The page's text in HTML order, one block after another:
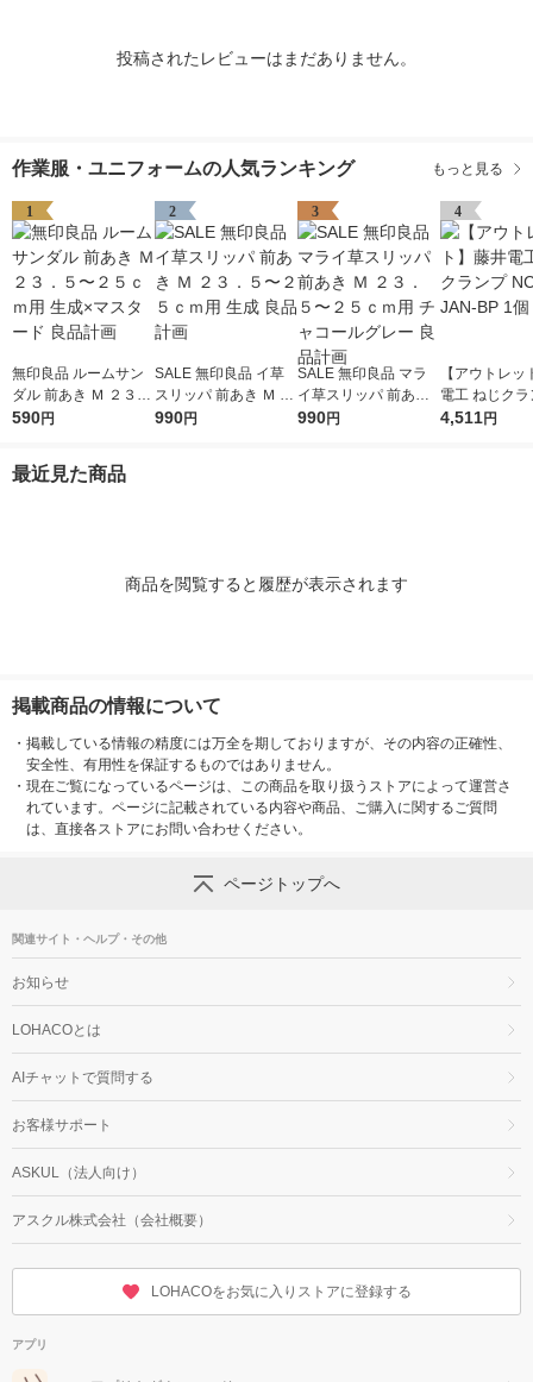
投稿されたレビューはまだありません。
作業服・ユニフォームの人気ランキング もっと見る
1
無印良品 ルームサン
ダル 前あき Ｍ ２３．
５〜２５ｃｍ用 生成×
590円
2
SALE 無印良品 イ草
スリッパ 前あき Ｍ ２
３．５〜２５ｃｍ用
990円
3
SALE 無印良品 マラ
イ草スリッパ 前あき
Ｍ ２３．５〜２５ｃ
990円
4
【アウトレッ
電工 ねじク
-43-JAN-BP 1
4,511円
最近見た商品
商品を閲覧すると履歴が表示されます
掲載商品の情報について
・ 掲載している情報の精度には万全を期しておりますが、その内容の正確性、
安全性、有用性を保証するものではありません。
・ 現在ご覧になっているページは、この商品を取り扱うストアによって運営さ
れています。ページに記載されている内容や商品、ご購入に関するご質問
は、直接各ストアにお問い合わせください。
ページトップへ
関連サイト・ヘルプ・その他
お知らせ
LOHACOとは
AIチャットで質問する
お客様サポート
ASKUL（法人向け）
アスクル株式会社（会社概要）
LOHACOをお気に入りストアに登録する
アプリ